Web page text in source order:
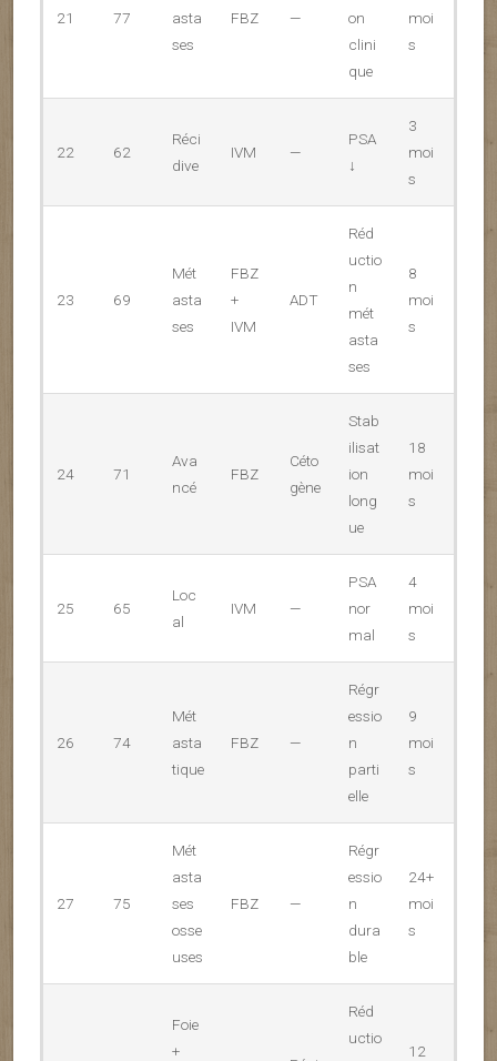
21 77
asta
ses
FBZ —
on
clini
que
moi
s
22 62
Réci
dive
IVM —
PSA
↓
3
moi
s
23 69
Mét
asta
ses
FBZ
+
IVM
ADT
Réd
uctio
n
mét
asta
ses
8
moi
s
24 71
Ava
ncé
FBZ
Céto
gène
Stab
ilisat
ion
long
ue
18
moi
s
25 65
Loc
al
IVM —
PSA
nor
mal
4
moi
s
26 74
Mét
asta
tique
FBZ —
Régr
essio
n
parti
elle
9
moi
s
27 75
Mét
asta
ses
osse
uses
FBZ —
Régr
essio
n
dura
ble
24+
moi
s
Foie
+
Réd
uctio
12